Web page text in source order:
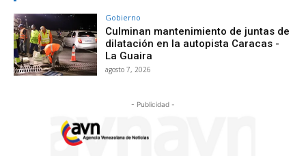
Gobierno
Culminan mantenimiento de juntas de
dilatación en la autopista Caracas -
La Guaira
agosto 7, 2026
- Publicidad -